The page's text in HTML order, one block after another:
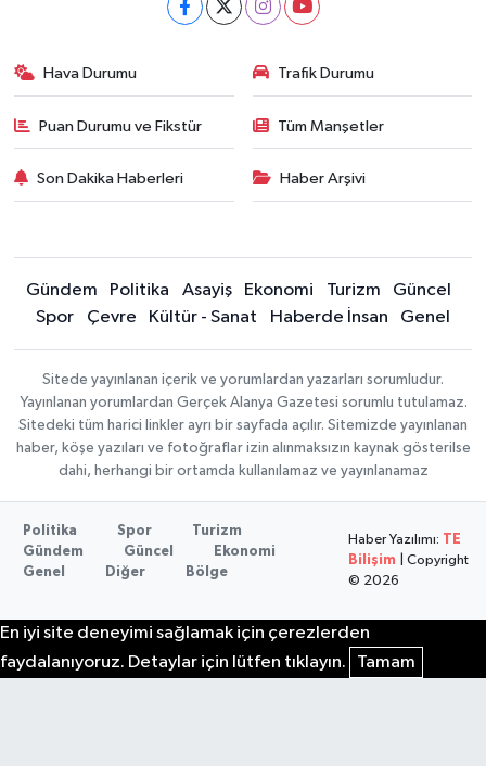
Hava Durumu Trafik Durumu
Puan Durumu ve Fikstür Tüm Manşetler
Son Dakika Haberleri Haber Arşivi
Gündem Politika Asayiş Ekonomi Turizm
Güncel
Spor
Çevre Kültür - Sanat Haberde İnsan Genel
Sitede yayınlanan içerik ve yorumlardan yazarları sorumludur.
Yayınlanan yorumlardan Gerçek Alanya Gazetesi sorumlu tutulamaz.
Sitedeki tüm harici linkler ayrı bir sayfada açılır. Sitemizde yayınlanan
haber, köşe yazıları ve fotoğraflar izin alınmaksızın kaynak gösterilse
dahi, herhangi bir ortamda kullanılamaz ve yayınlanamaz
Politika Spor
Turizm
Gündem
Güncel
Ekonomi
Genel
Diğer Bölge
Haber Yazılımı:
TE
Bilişim | Copyright
© 2026
En iyi site deneyimi sağlamak için çerezlerden
faydalanıyoruz. Detaylar için lütfen tıklayın.
Tamam